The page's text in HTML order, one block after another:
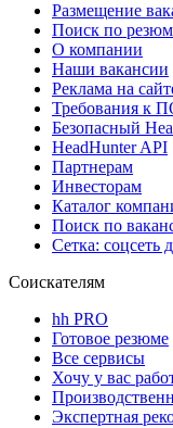
Размещение
Поиск по
О компании
Наши вакансии
Реклама на
Требования к
Безопасный
HeadHunter API
Партнерам
Инвесторам
Каталог
Поиск по
Сетка: соцсеть
Соискателям
hh PRO
Готовое резюме
Все сервисы
Хочу у вас
Экспертная